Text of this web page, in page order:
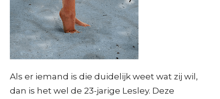
Als er iemand is die duidelijk weet wat zij wil,
dan is het wel de 23-jarige Lesley. Deze